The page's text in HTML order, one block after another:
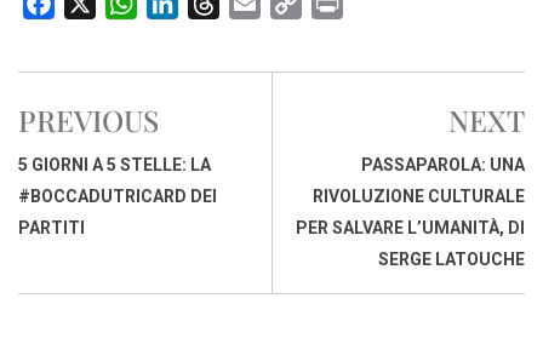
c
b
o
o
k
a
s
A
p
n
d
I
r
a
p
k
i
PREVIOUS
5 GIORNI A 5 STELLE: LA
#BOCCADUTRICARD DEI
PARTITI
NEXT
PASSAPAROLA: UNA
RIVOLUZIONE CULTURALE
PER SALVARE L’UMANITÀ, DI
SERGE LATOUCHE